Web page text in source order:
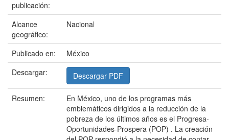
publicación:
Alcance
geográfico:
Nacional
Publicado en:
México
Descargar:
Descargar PDF
Resumen:
En México, uno de los programas más
emblemáticos dirigidos a la reducción de la
pobreza de los últimos años es el Progresa-
Oportunidades-Prospera (POP) . La creación